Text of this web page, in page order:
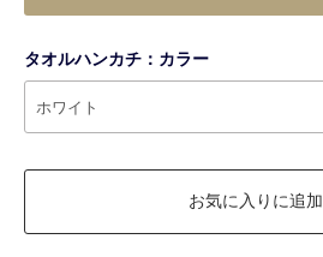
タオルハンカチ：カラー
お気に入りに追加